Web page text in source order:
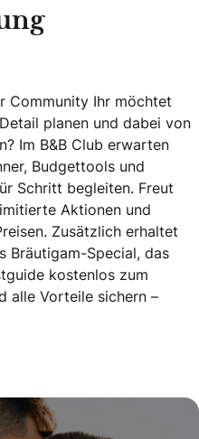
Community Ihr möchtet
planen und dabei von
Im B&B Club erwarten
Budgettools und
Schritt begleiten. Freut
Aktionen und
Zusätzlich erhaltet
Bräutigam-Special, das
kostenlos zum
alle Vorteile sichern –